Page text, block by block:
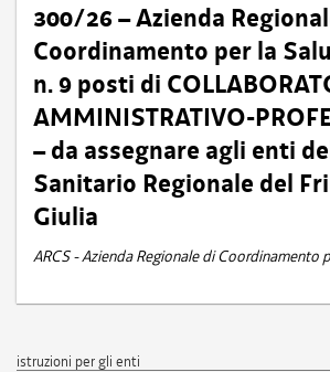
300/26 – Azienda
Coordinamento per la
n. 9 posti di
AMMINISTRATIVO-
– da assegnare agli enti
Sanitario Regionale del
Giulia
ARCS - Azienda Regionale di Coordinamento
istruzioni per gli enti